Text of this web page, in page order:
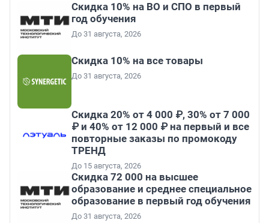
Скидка 10% на ВО и СПО в первый
год обучения
До 31 августа, 2026
Скидка 10% на все товары
До 31 августа, 2026
Скидка 20% от 4 000 ₽, 30% от 7 000
₽ и 40% от 12 000 ₽ на первый и все
повторные заказы по промокоду
ТРЕНД
До 15 августа, 2026
Скидка 72 000 на высшее
образование и среднее специальное
образование в первый год обучения
До 31 августа, 2026